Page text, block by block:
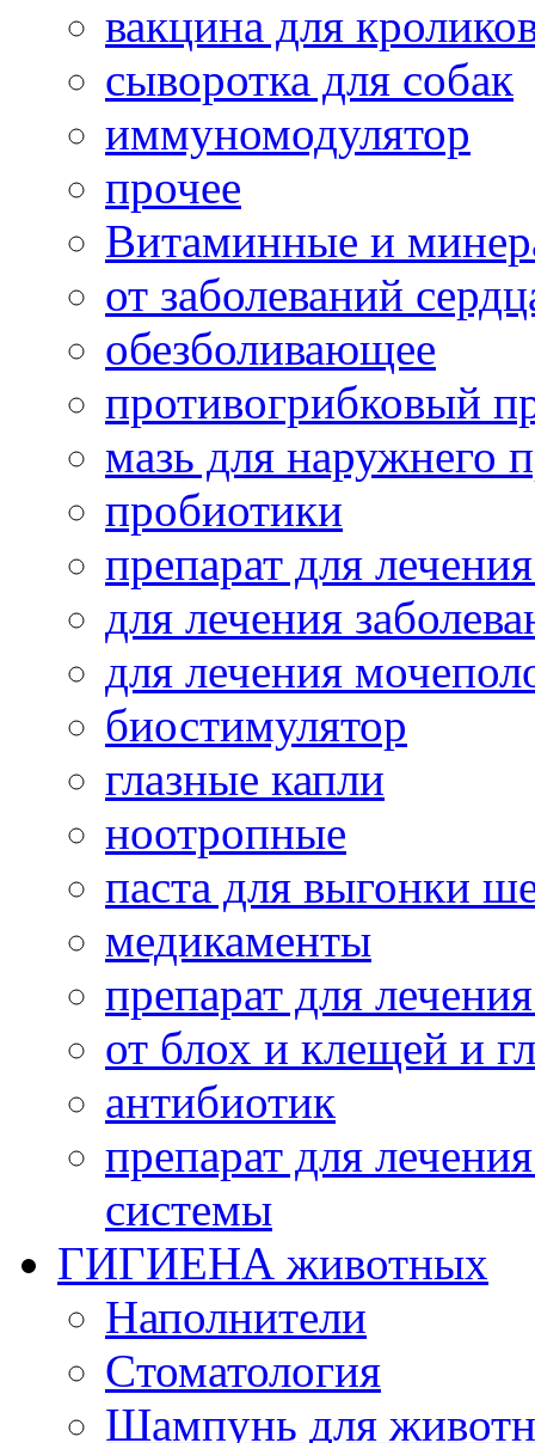
вакцина для
сыворотка для собак
иммуномодулятор
прочее
Витаминные и
от заболеваний
обезболивающее
противогрибковый
мазь для наружнего
пробиотики
препарат для лечения
для лечения
для лечения
биостимулятор
глазные капли
ноотропные
паста для выгонки
медикаменты
препарат для
от блох и клещей и
антибиотик
препарат для
системы
ГИГИЕНА животных
Наполнители
Cтоматология
Шампунь для